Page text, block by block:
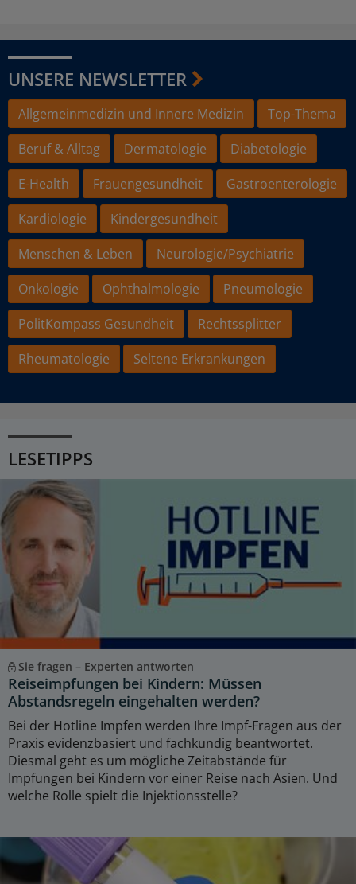
UNSERE NEWSLETTER
Allgemeinmedizin und Innere Medizin
Top-Thema
Beruf & Alltag
Dermatologie
Diabetologie
E-Health
Frauengesundheit
Gastroenterologie
Kardiologie
Kindergesundheit
Menschen & Leben
Neurologie/Psychiatrie
Onkologie
Ophthalmologie
Pneumologie
PolitKompass Gesundheit
Rechtssplitter
Rheumatologie
Seltene Erkrankungen
LESETIPPS
Sie fragen – Experten antworten
Reiseimpfungen bei Kindern: Müssen
Abstandsregeln eingehalten werden?
Bei der Hotline Impfen werden Ihre Impf-Fragen aus der
Praxis evidenzbasiert und fachkundig beantwortet.
Diesmal geht es um mögliche Zeitabstände für
Impfungen bei Kindern vor einer Reise nach Asien. Und
welche Rolle spielt die Injektionsstelle?